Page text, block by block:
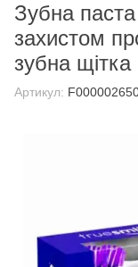
Зубна
захистом
зубна щітка
Артикул: